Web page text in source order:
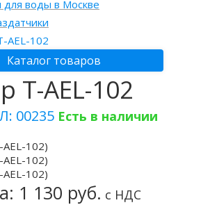
для воды в Москве
AEL-102
Каталог товаров
T-AEL-102
00235 Есть в наличии
1 130 руб. с НДС